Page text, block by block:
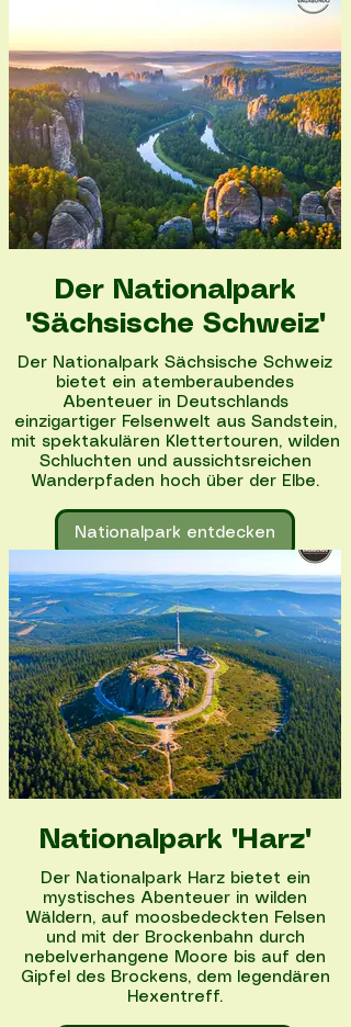
Nationalpark entdecken
Der Nationalpark
"Sächsische Schweiz"
Der Nationalpark Sächsische Schweiz
bietet ein atemberaubendes
Abenteuer in Deutschlands
einzigartiger Felsenwelt aus Sandstein,
mit spektakulären Klettertouren, wilden
Schluchten und aussichtsreichen
Wanderpfaden hoch über der Elbe.
Nationalpark entdecken
Nationalpark "Harz"
Der Nationalpark Harz bietet ein
mystisches Abenteuer in wilden
Wäldern, auf moosbedeckten Felsen
und mit der Brockenbahn durch
nebelverhangene Moore bis auf den
Gipfel des Brockens, dem legendären
Hexentreff.